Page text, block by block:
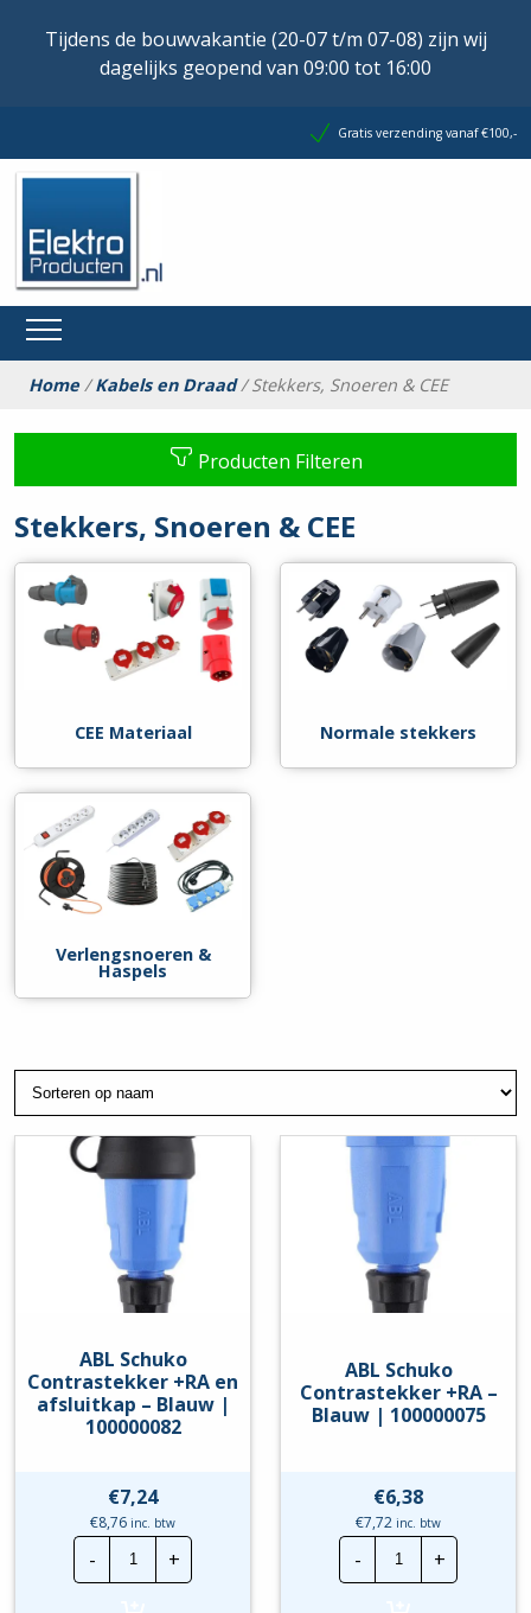
Tijdens de bouwvakantie (20-07 t/m 07-08) zijn wij
dagelijks geopend van 09:00 tot 16:00
Gratis verzending vanaf €100,-
Home/Kabels en Draad/ Stekkers, Snoeren & CEE
Producten Filteren
Stekkers, Snoeren & CEE
CEE Materiaal Normale stekkers
Verlengsnoeren &
Haspels
ABL Schuko
Contrastekker +RA en
afsluitkap – Blauw |
100000082
€7,24
€8,76 inc. btw
-
ABL
Schuko
Contrastekker
+
ABL Schuko
Contrastekker +RA –
Blauw | 100000075
€6,38
€7,72 inc. btw
-
ABL
Schuko
Contrastekker
+